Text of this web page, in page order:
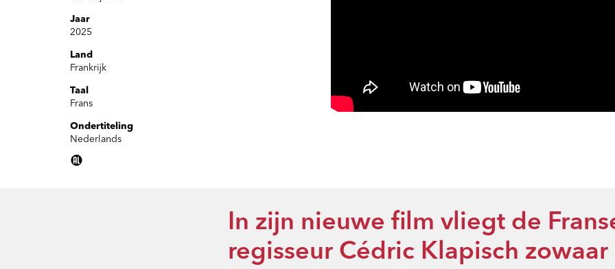
Jaar
2025
Land
Frankrijk
Taal
Frans
Ondertiteling
Nederlands
In zijn nieuwe film vliegt de
regisseur Cédric Klapisch zowaar
Inzoomen